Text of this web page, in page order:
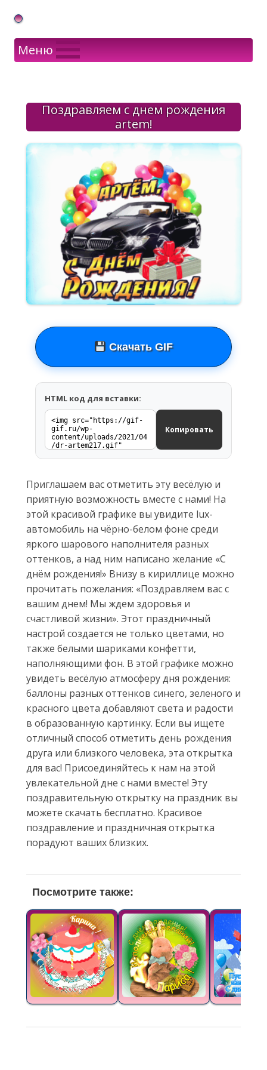
Gif Открытки в подарок
Меню
Поздравляем с днем рождения
artem!
Скачать GIF
HTML код для вставки:
Копировать
Приглашаем вас отметить эту весёлую и
приятную возможность вместе с нами! На
этой красивой графике вы увидите lux-
автомобиль на чёрно-белом фоне среди
яркого шарового наполнителя разных
оттенков, а над ним написано желание «С
днём рождения!» Внизу в кириллице можно
прочитать пожелания: «Поздравляем вас с
вашим днем! Мы ждем здоровья и
счастливой жизни». Этот праздничный
настрой создается не только цветами, но
также белыми шариками конфетти,
наполняющими фон. В этой графике можно
увидеть весёлую атмосферу дня рождения:
баллоны разных оттенков синего, зеленого и
красного цвета добавляют света и радости
в образованную картинку. Если вы ищете
отличный способ отметить день рождения
друга или близкого человека, эта открытка
для вас! Присоединяйтесь к нам на этой
увлекательной дне с нами вместе! Эту
поздравительную открытку на праздник вы
можете скачать бесплатно. Красивое
поздравление и праздничная открытка
порадуют ваших близких.
Посмотрите также: